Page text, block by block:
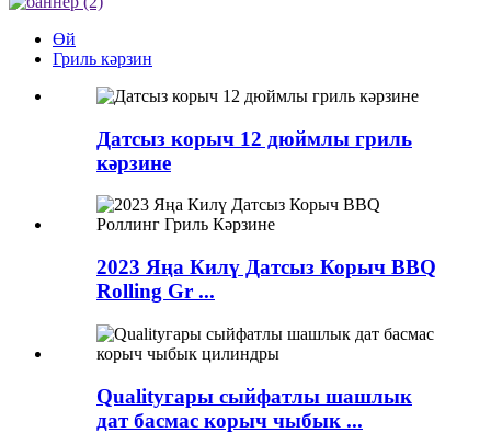
Өй
Гриль кәрзин
Датсыз корыч 12 дюймлы гриль
кәрзине
2023 Яңа Килү Датсыз Корыч BBQ
Rolling Gr ...
Qualityгары сыйфатлы шашлык
дат басмас корыч чыбык ...